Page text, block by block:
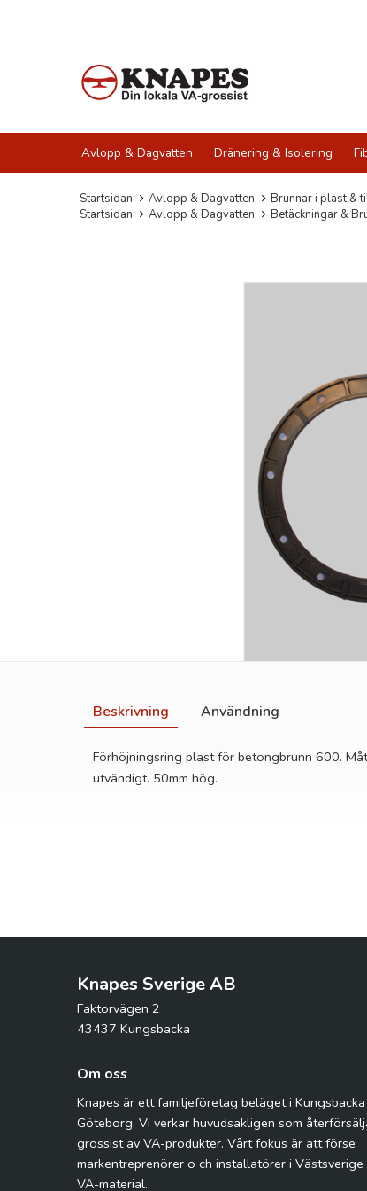
Avlopp & Dagvatten Dränering & Isolering
Startsidan Avlopp & Dagvatten Brunnar i plast &
Startsidan
Avlopp & Dagvatten Betäckningar &
Beskrivning Användning
Förhöjningsring plast för betongbrunn 600.
utvändigt. 50mm hög.
Knapes Sverige AB
Faktorvägen 2
43437 Kungsbacka
Om oss
Knapes är ett familjeföretag beläget i
Göteborg. Vi verkar huvudsakligen som
grossist av VA-produkter. Vårt fokus är att förse
markentreprenörer o ch installatörer i Västsverige
VA-material.